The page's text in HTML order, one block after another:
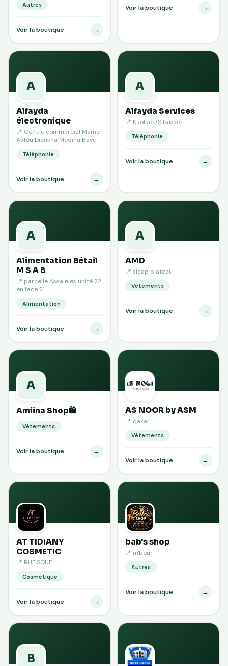
Autres
Voir la boutique →
Voir la boutique →
A
Alfayda
électronique
📍 Centre commercial Mame
Astou Diankha Medina Baye
Téléphonie
Voir la boutique →
A
Alfayda Services
📍 Kaolack/Sibassor
Téléphonie
Voir la boutique →
A
Alimentation Bétail
M S A B
📍 parcelle Assainies unité 22
en face 21
Alimentation
Voir la boutique →
A
AMD
📍 sicap plateau
Vêtements
Voir la boutique →
A
Amiina Shop🛍️
Vêtements
Voir la boutique →
AS NOOR by ASM
📍 dakar
Vêtements
Voir la boutique →
AT TIDIANY
COSMETIC
📍 RUFISQUE
Cosmétique
Voir la boutique →
bab's shop
📍 m'bour
Autres
Voir la boutique →
B